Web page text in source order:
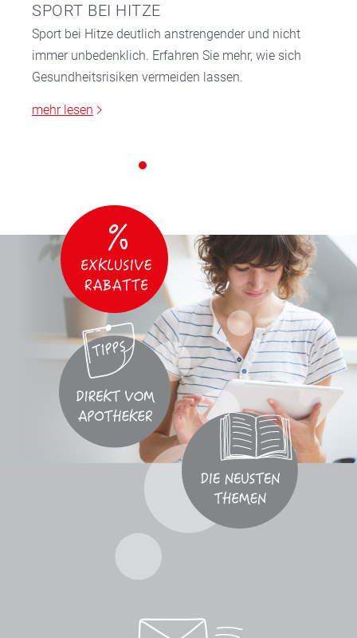
SPORT BEI HITZE
Sport bei Hitze deutlich anstrengender und nicht
immer unbedenklich. Erfahren Sie mehr, wie sich
Gesundheitsrisiken vermeiden lassen.
mehr lesen